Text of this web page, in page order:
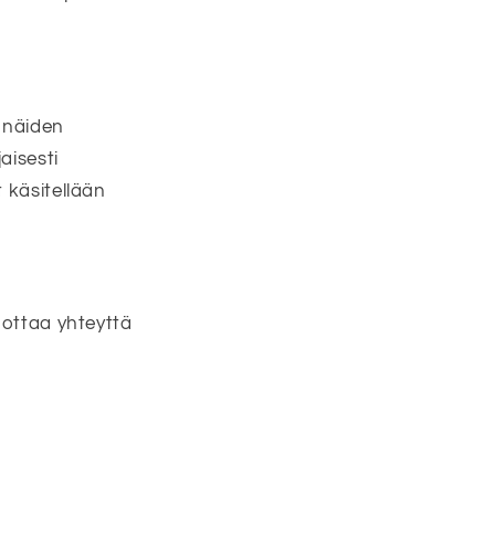
käsitellään
yhteyttä